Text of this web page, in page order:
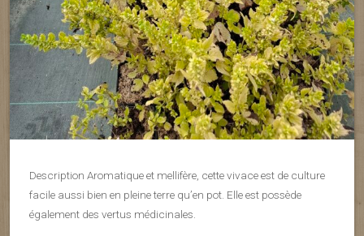
Description Aromatique et mellifère, cette vivace est de culture
facile aussi bien en pleine terre qu’en pot. Elle est possède
également des vertus médicinales.